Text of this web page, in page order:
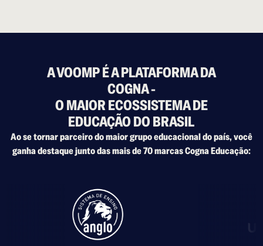
A VOOMP É A PLATAFORMA DA
COGNA -
O MAIOR ECOSSISTEMA DE
EDUCAÇÃO DO BRASIL
Ao se tornar parceiro do maior grupo educacional do país, você
ganha destaque junto das mais de 70 marcas Cogna Educação: